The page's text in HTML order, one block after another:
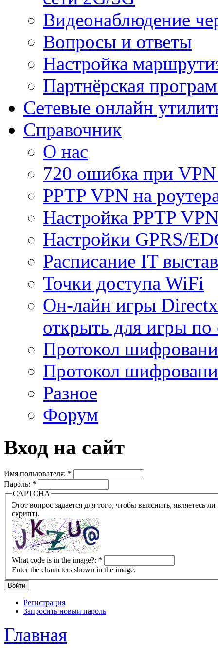
Видеонаблюдение
Вопросы и ответы
Настройка
Партнёрская
Сетевые онлайн
Справочник
О нас
720 ошибка при
PPTP VPN на
Настройка PPTP
Настройки GPRS/
Расписание IT
Точки доступа WiFi
Он-лайн игры
открыть для игры по
Протокол
Протокол
Разное
Форум
Вход на сайт
Имя пользователя: *
Пароль: *
CAPTCHA
Этот вопрос задается для того, чтобы выяснить, являетесь ли Вы человеком или представляете из себя робота
скрипт).
What code is in the image?: *
Enter the characters shown in the image.
Регистрация
Запросить новый пароль
Главная